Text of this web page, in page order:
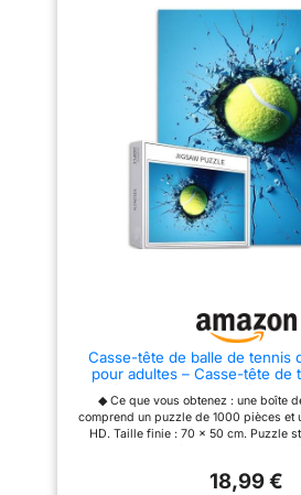
Casse-tête de balle de tennis
pour adultes – Casse-tête de
pour décoration d'intérieur –
◆ Ce que vous obtenez : une boîte
comprend un puzzle de 1000 pièces et
HD. Taille finie : 70 x 50 cm. Puzzle
détails complexes. Chaque pièce de
18,99 €